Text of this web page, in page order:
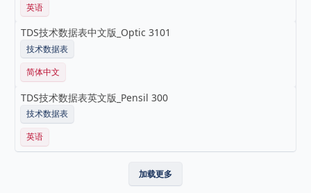
英语
TDS技术数据表中文版_Optic 3101
技术数据表
简体中文
TDS技术数据表英文版_Pensil 300
技术数据表
英语
加载更多